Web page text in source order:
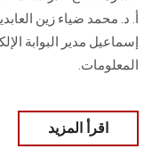
أ. د. محمد ضياء زين
إسماعيل مدير البوابة
المعلومات.
اقرأ المزيد